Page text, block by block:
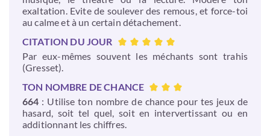
exaltation. Evite de soulever des remous, et force-toi
au calme et à un certain détachement.
CITATION DU JOUR
Par eux-mêmes souvent les méchants sont trahis
(Gresset).
TON NOMBRE DE CHANCE
664 : Utilise ton nombre de chance pour tes jeux de
hasard, soit tel quel, soit en intervertissant ou en
additionnant les chiffres.